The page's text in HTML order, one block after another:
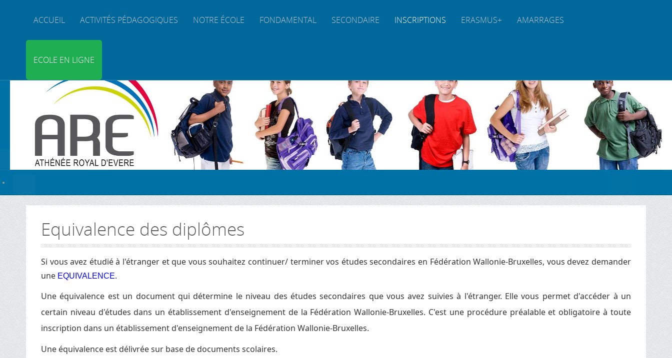
ACCUEIL ACTIVITÉS PÉDAGOGIQUES NOTRE ÉCOLE FONDAMENTAL SECONDAIRE INSCRIPTIONS ERASMUS+ AMARRAGES
ECOLE EN LIGNE
Equivalence des diplômes
Si vous avez étudié à l'étranger et que vous souhaitez continuer/ terminer vos études secondaires en Fédération Wallonie-Bruxelles, vous devez demander
une EQUIVALENCE.
Une équivalence est un document qui détermine le niveau des études secondaires que vous avez suivies à l'étranger. Elle vous permet d'accéder à un
certain niveau d'études dans un établissement d'enseignement de la Fédération Wallonie-Bruxelles. C'est une procédure préalable et obligatoire à toute
inscription dans un établissement d'enseignement de la Fédération Wallonie-Bruxelles.
Une équivalence est délivrée sur base de documents scolaires.